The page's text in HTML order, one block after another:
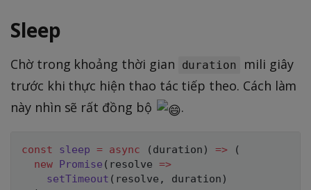
Sleep
Chờ trong khoảng thời gian duration
mili giây
trước khi thực hiện thao tác tiếp theo. Cách làm
này nhìn sẽ rất đồng bộ
.
const sleep = async ( duration ) =>
(
new Promise ( resolve =>
setTimeout ( resolve , duration )